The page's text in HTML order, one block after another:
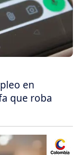
en
que roba